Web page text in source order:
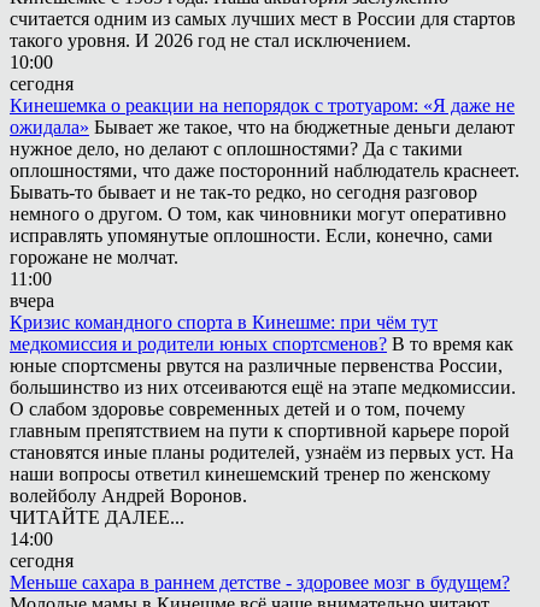
считается одним из самых лучших мест в России для стартов
такого уровня. И 2026 год не стал исключением.
10:00
сегодня
Кинешемка о реакции на непорядок с тротуаром: «Я даже не
ожидала» Бывает же такое, что на бюджетные деньги делают
нужное дело, но делают с оплошностями? Да с такими
оплошностями, что даже посторонний наблюдатель краснеет.
Бывать-то бывает и не так-то редко, но сегодня разговор
немного о другом. О том, как чиновники могут оперативно
исправлять упомянутые оплошности. Если, конечно, сами
горожане не молчат.
11:00
вчера
Кризис командного спорта в Кинешме: при чём тут
медкомиссия и родители юных спортсменов? В то время как
юные спортсмены рвутся на различные первенства России,
большинство из них отсеиваются ещё на этапе медкомиссии.
О слабом здоровье современных детей и о том, почему
главным препятствием на пути к спортивной карьере порой
становятся иные планы родителей, узнаём из первых уст. На
наши вопросы ответил кинешемский тренер по женскому
волейболу Андрей Воронов.
ЧИТАЙТЕ ДАЛЕЕ...
14:00
сегодня
Меньше сахара в раннем детстве - здоровее мозг в будущем?